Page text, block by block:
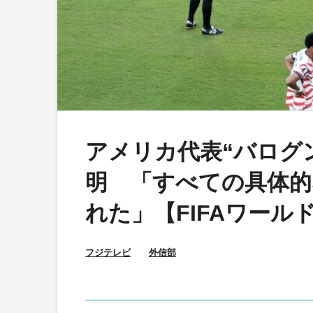
アメリカ代表“バログ
明 「すべての具体的
れた」【FIFAワール
フジテレビ 外信部